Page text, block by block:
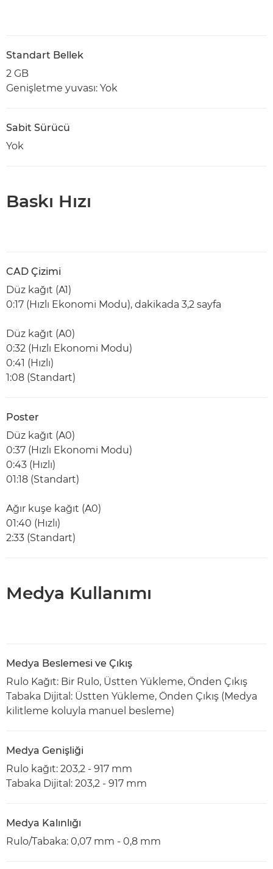
Standart Bellek
2 GB
Genişletme yuvası: Yok
Sabit Sürücü
Yok
Baskı Hızı
CAD Çizimi
Düz kağıt (A1)
0:17 (Hızlı Ekonomi Modu), dakikada 3,2 sayfa
Düz kağıt (A0)
0:32 (Hızlı Ekonomi Modu)
0:41 (Hızlı)
1:08 (Standart)
Poster
Düz kağıt (A0)
0:37 (Hızlı Ekonomi Modu)
0:43 (Hızlı)
01:18 (Standart)
Ağır kuşe kağıt (A0)
01:40 (Hızlı)
2:33 (Standart)
Medya Kullanımı
Medya Beslemesi ve Çıkış
Rulo Kağıt: Bir Rulo, Üstten Yükleme, Önden Çıkış
Tabaka Dijital: Üstten Yükleme, Önden Çıkış (Medya
kilitleme koluyla manuel besleme)
Medya Genişliği
Rulo kağıt: 203,2 - 917 mm
Tabaka Dijital: 203,2 - 917 mm
Medya Kalınlığı
Rulo/Tabaka: 0,07 mm - 0,8 mm